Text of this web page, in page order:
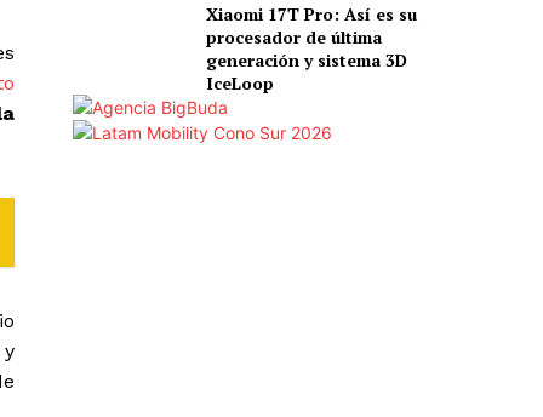
y
Xiaomi 17T Pro: Así es su
procesador de última
generación y sistema 3D
IceLoop